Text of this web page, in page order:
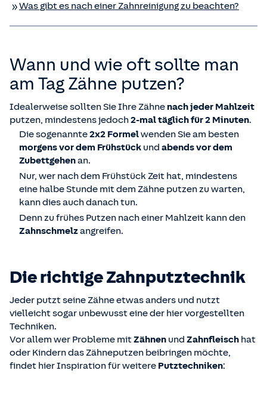
Was gibt es nach einer Zahnreinigung zu beachten?
Wann und wie oft sollte man
am Tag Zähne putzen?
Idealerweise sollten Sie Ihre Zähne nach jeder Mahlzeit
putzen, mindestens jedoch2-mal täglich für 2 Minuten.
Die sogenannte2x2 Formelwenden Sie am besten
morgens vor dem Frühstück und abends vor dem
Zubettgehenan.
Nur, wer nach dem Frühstück Zeit hat, mindestens
eine halbe Stunde mit dem Zähne putzen zu warten,
kann dies auch danach tun.
Denn zu frühes Putzen nach einer Mahlzeit kann den
Zahnschmelzangreifen.
Die richtige Zahnputztechnik
Jeder putzt seine Zähne etwas anders und nutzt
vielleicht sogar unbewusst eine der hier vorgestellten
Techniken.
Vor allem wer Probleme mitZähnen und Zahnfleisch hat
oder Kindern das Zähneputzen beibringen möchte,
findet hier Inspiration für weitere Putztechniken: